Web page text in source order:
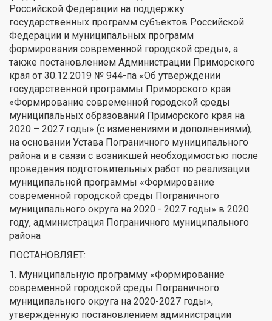
Российской Федерации на поддержку
государственных программ субъектов Российской
Федерации и муниципальных программ
формирования современной городской среды», а
также постановлением Администрации Приморского
края от 30.12.2019 № 944-па «Об утверждении
государственной программы Приморского края
«Формирование современной городской среды
муниципальных образований Приморского края на
2020 – 2027 годы» (с изменениями и дополнениями),
на основании Устава Пограничного муниципального
района и в связи с возникшей необходимостью после
проведения подготовительных работ по реализации
муниципальной программы «Формирование
современной городской среды Пограничного
муниципального округа на 2020 - 2027 годы» в 2020
году, администрация Пограничного муниципального
района
ПОСТАНОВЛЯЕТ:
1. Муниципальную программу «Формирование
современной городской среды Пограничного
муниципального округа на 2020-2027 годы»,
утверждённую постановлением администрации